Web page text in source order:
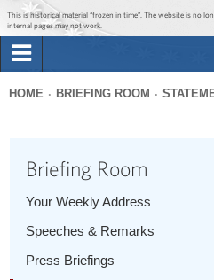
Jump to
Jump to
This is historical material “frozen in time”. The website is no
internal pages may not work.
Briefing Room
1600 Penn
here
HOME BRIEFING ROOM
Briefing Room
Your Weekly Address
Speeches & Remarks
Press Briefings